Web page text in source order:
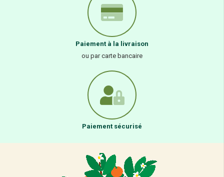
Paiement à la livraison
ou par carte bancaire
Paiement sécurisé